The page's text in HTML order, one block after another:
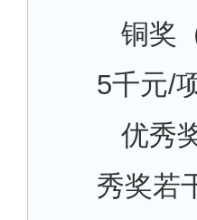
铜奖
5千元/
优秀
秀奖若